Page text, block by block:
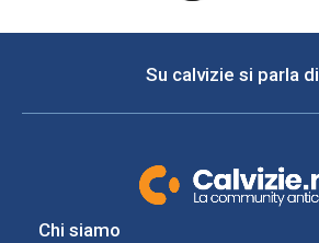
Su calvizie si parla di
Chi siamo